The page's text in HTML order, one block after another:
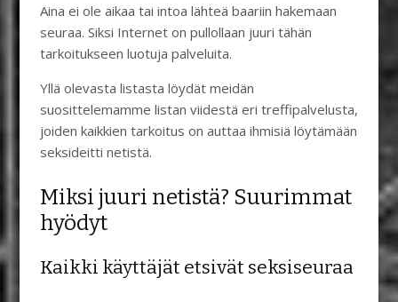
Aina ei ole aikaa tai intoa lähteä baariin hakemaan
seuraa. Siksi Internet on pullollaan juuri tähän
tarkoitukseen luotuja palveluita.
Yllä olevasta listasta löydät meidän
suosittelemamme listan viidestä eri treffipalvelusta,
joiden kaikkien tarkoitus on auttaa ihmisiä löytämään
seksideitti netistä.
Miksi juuri netistä? Suurimmat
hyödyt
Kaikki käyttäjät etsivät seksiseuraa